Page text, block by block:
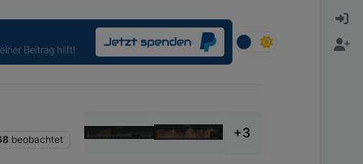
beobachtet +3